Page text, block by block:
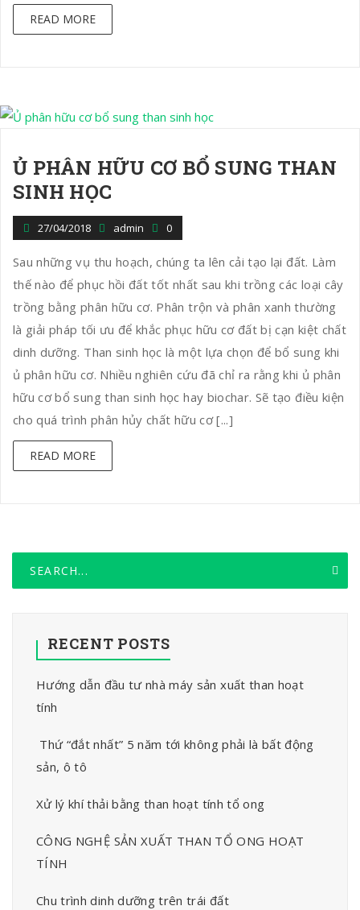
READ MORE
Ủ PHÂN HỮU CƠ BỔ SUNG THAN
SINH HỌC
27/04/2018 admin 0
Sau những vụ thu hoạch, chúng ta lên cải tạo lại đất. Làm
thế nào để phục hồi đất tốt nhất sau khi trồng các loại cây
trồng bằng phân hữu cơ. Phân trộn và phân xanh thường
là giải pháp tối ưu để khắc phục hữu cơ đất bị cạn kiệt chất
dinh dưỡng. Than sinh học là một lựa chọn để bổ sung khi
ủ phân hữu cơ. Nhiều nghiên cứu đã chỉ ra rằng khi ủ phân
hữu cơ bổ sung than sinh học hay biochar. Sẽ tạo điều kiện
cho quá trình phân hủy chất hữu cơ [...]
READ MORE
RECENT POSTS
Hướng dẫn đầu tư nhà máy sản xuất than hoạt
tính
Thứ “đắt nhất” 5 năm tới không phải là bất động
sản, ô tô
Xử lý khí thải bằng than hoạt tính tổ ong
CÔNG NGHỆ SẢN XUẤT THAN TỔ ONG HOẠT
TÍNH
Chu trình dinh dưỡng trên trái đất